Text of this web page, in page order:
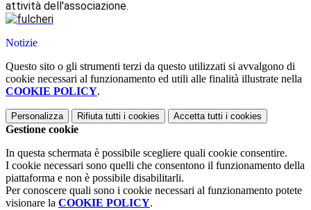
attività dell'associazione.
Notizie
Questo sito o gli strumenti terzi da questo utilizzati si avvalgono di
cookie necessari al funzionamento ed utili alle finalità illustrate nella
COOKIE POLICY.
Personalizza Rifiuta tutti i cookies Accetta tutti i cookies
Gestione cookie
In questa schermata è possibile scegliere quali cookie consentire.
I cookie necessari sono quelli che consentono il funzionamento della
piattaforma e non è possibile disabilitarli.
Per conoscere quali sono i cookie necessari al funzionamento potete
visionare la COOKIE POLICY.